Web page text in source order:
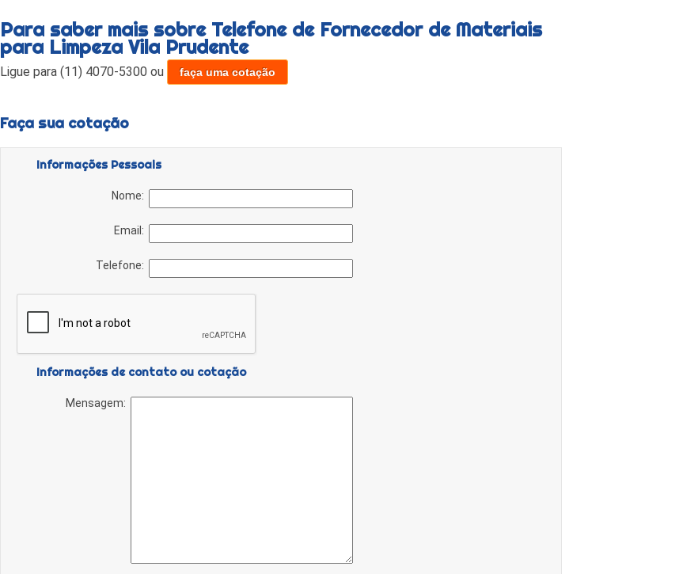
Para saber mais sobre Telefone de Fornecedor de Materiais
para Limpeza Vila Prudente
Ligue para (11) 4070-5300 ou faça uma cotação
Faça sua cotação
Informações Pessoais
Nome:
Email:
Telefone:
Informações de contato ou cotação
Mensagem: